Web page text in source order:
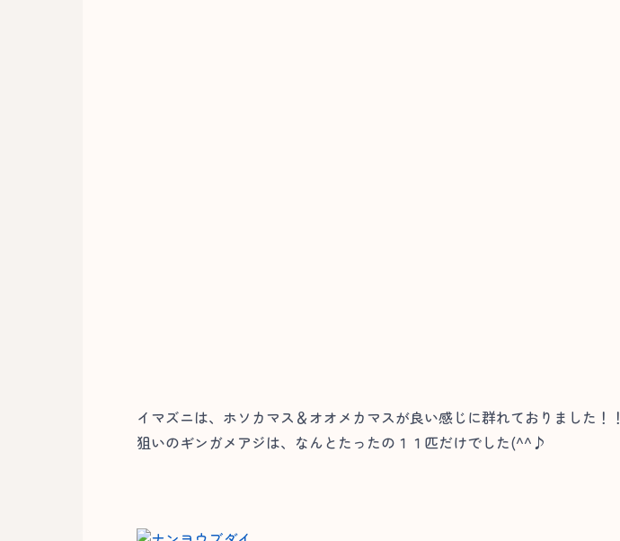
イマズニは、ホソカマス＆オオメカマスが良い感じに群れておりました！！
狙いのギンガメアジは、なんとたったの１１匹だけでした(^^♪